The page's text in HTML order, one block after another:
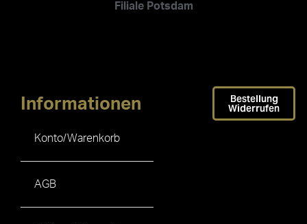
Filiale Potsdam
Informationen
Konto/Warenkorb
AGB
Bestellung
Widerrufen